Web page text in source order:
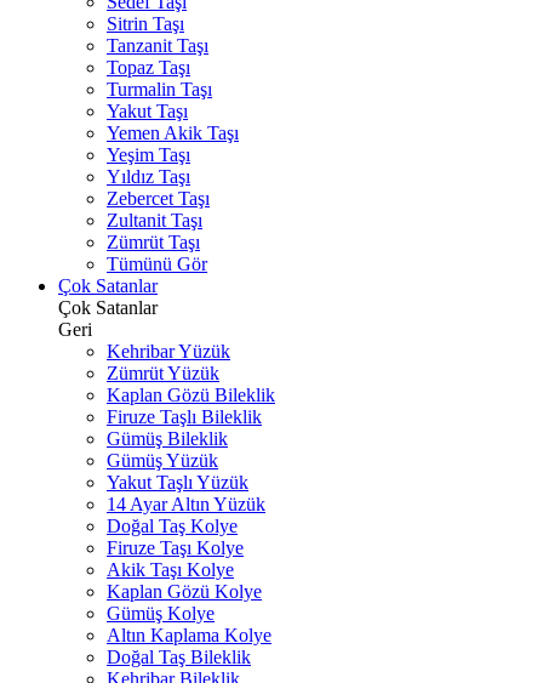
Sitrin Taşı
Tanzanit Taşı
Topaz Taşı
Turmalin Taşı
Yakut Taşı
Yemen Akik Taşı
Yeşim Taşı
Yıldız Taşı
Zebercet Taşı
Zultanit Taşı
Zümrüt Taşı
Tümünü Gör
Çok Satanlar
Çok Satanlar
Geri
Kehribar Yüzük
Zümrüt Yüzük
Kaplan Gözü Bileklik
Firuze Taşlı Bileklik
Gümüş Bileklik
Gümüş Yüzük
Yakut Taşlı Yüzük
14 Ayar Altın Yüzük
Doğal Taş Kolye
Firuze Taşı Kolye
Akik Taşı Kolye
Kaplan Gözü Kolye
Gümüş Kolye
Altın Kaplama Kolye
Doğal Taş Bileklik
Kehribar Bileklik